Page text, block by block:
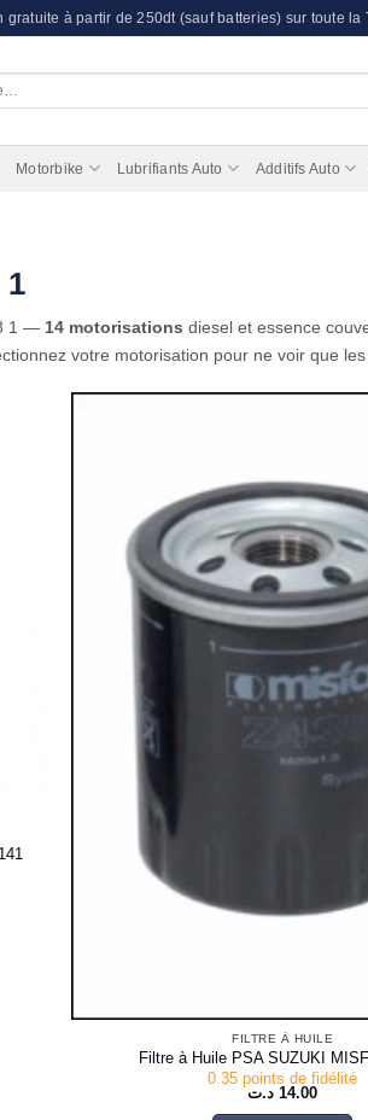
gratuite à partir de 250dt (sauf batteries) sur toute la
Motorbike Lubrifiants Auto Additifs Auto
1
1 — 14 motorisations diesel et essence
votre motorisation pour ne voir que les
FILTRE À HUILE
Filtre à Huile PSA SUZUKI
0.35 points de fidélité
14.00 د.ت